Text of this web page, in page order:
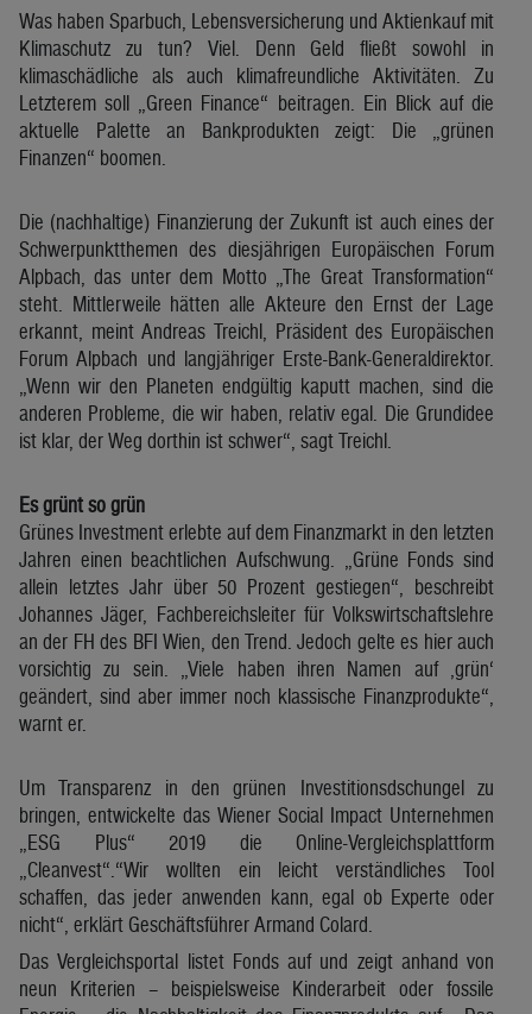
Was haben Sparbuch, Lebensversicherung und Aktienkauf mit
Klimaschutz zu tun? Viel. Denn Geld fließt sowohl in
klimaschädliche als auch klimafreundliche Aktivitäten. Zu
Letzterem soll „Green Finance“ beitragen. Ein Blick auf die
aktuelle Palette an Bankprodukten zeigt: Die „grünen
Finanzen“ boomen.
Die (nachhaltige) Finanzierung der Zukunft ist auch eines der
Schwerpunktthemen des diesjährigen Europäischen Forum
Alpbach, das unter dem Motto „The Great Transformation“
steht. Mittlerweile hätten alle Akteure den Ernst der Lage
erkannt, meint Andreas Treichl, Präsident des Europäischen
Forum Alpbach und langjähriger Erste-Bank-Generaldirektor.
„Wenn wir den Planeten endgültig kaputt machen, sind die
anderen Probleme, die wir haben, relativ egal. Die Grundidee
ist klar, der Weg dorthin ist schwer“, sagt Treichl.
Es grünt so grün
Grünes Investment erlebte auf dem Finanzmarkt in den letzten
Jahren einen beachtlichen Aufschwung. „Grüne Fonds sind
allein letztes Jahr über 50 Prozent gestiegen“, beschreibt
Johannes Jäger, Fachbereichsleiter für Volkswirtschaftslehre
an der FH des BFI Wien, den Trend. Jedoch gelte es hier auch
vorsichtig zu sein. „Viele haben ihren Namen auf ‚grün‘
geändert, sind aber immer noch klassische Finanzprodukte“,
warnt er.
Um Transparenz in den grünen Investitionsdschungel zu
bringen, entwickelte das Wiener Social Impact Unternehmen
„ESG Plus“ 2019 die Online-Vergleichsplattform
„Cleanvest“.“Wir wollten ein leicht verständliches Tool
schaffen, das jeder anwenden kann, egal ob Experte oder
nicht“, erklärt Geschäftsführer Armand Colard.
Das Vergleichsportal listet Fonds auf und zeigt anhand von
neun Kriterien – beispielsweise Kinderarbeit oder fossile